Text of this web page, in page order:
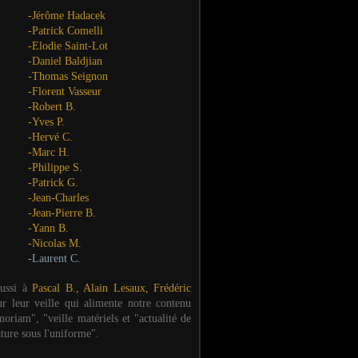
-Jérôme Hadacek
-Patrick Comelli
-Elodie Saint-Lot
-Daniel Baldjian
-Thomas Seignon
-Florent Vasseur
-Robert B.
-Yves P.
-Hervé C.
-Marc H.
-Philippe S.
-Patrick G.
-Jean-Charles
-Jean-Pierre B.
-Yann B.
-Nicolas M.
-Laurent C.
àPascal B., Alain Lesaux, Frédéric
leur veille qui alimente notre contenu
"veille matériels et "actualité de
sous l'uniforme".